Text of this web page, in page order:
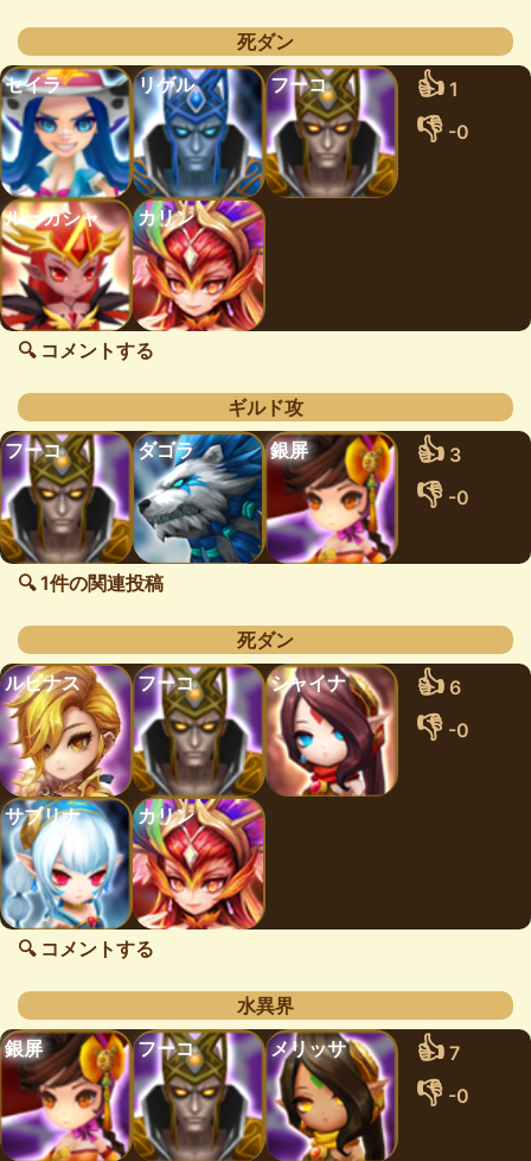
死ダン
セイラ
リゲル フーコ 👍 1
👎 -0
ルーカシャ カリン
🔍 コメントする
ギルド攻
フーコ
ダゴラ 銀屏 👍 3
👎 -0
🔍 1件の関連投稿
死ダン
ルピナス
フーコ シャイナ 👍 6
👎 -0
サブリナ カリン
🔍 コメントする
水異界
銀屏
フーコ メリッサ 👍 7
👎 -0